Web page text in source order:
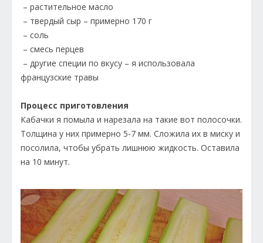
– растительное масло
– твердый сыр – примерно 170 г
– соль
– смесь перцев
– другие специи по вкусу – я использовала
французские травы
Процесс приготовления
Кабачки я помыла и нарезала на такие вот полосочки.
Толщина у них примерно 5-7 мм. Сложила их в миску и
посолила, чтобы убрать лишнюю жидкость. Оставила
на 10 минут.